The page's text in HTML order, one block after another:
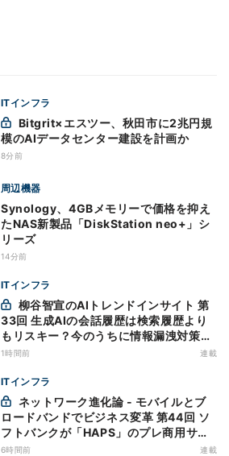
ITインフラ
模のAIデータセンター建設を計画か
8分前
周辺機器
Synology、4GBメモリーで価格を抑え
たNAS新製品「DiskStation neo+」シ
リーズ
14分前
ITインフラ
33回 生成AIの会話履歴は検索履歴より
もリスキー？今のうちに情報漏洩対策を
万全にしておこう
1時間前 連載
ITインフラ
ロードバンドでビジネス変革 第44回 ソ
フトバンクが「HAPS」のプレ商用サー
ビス開始を表明、本格的な商用展開のめ
6時間前 連載